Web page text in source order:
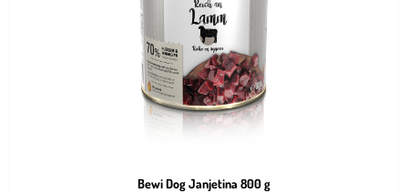
Bewi Dog Janjetina 800 g